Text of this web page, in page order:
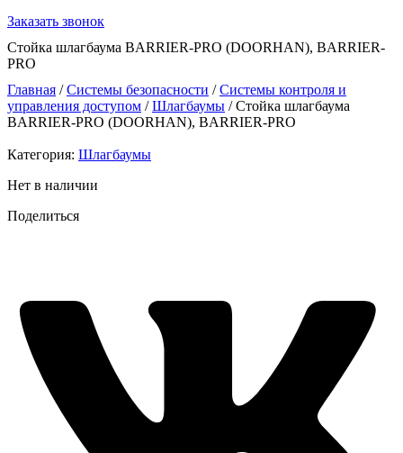
Заказать звонок
Стойка шлагбаума BARRIER-PRO (DOORHAN), BARRIER-
PRO
Главная /Системы безопасности /Системы контроля и
управления доступом /Шлагбаумы / Стойка шлагбаума
BARRIER-PRO (DOORHAN), BARRIER-PRO
Категория: Шлагбаумы
Нет в наличии
Поделиться